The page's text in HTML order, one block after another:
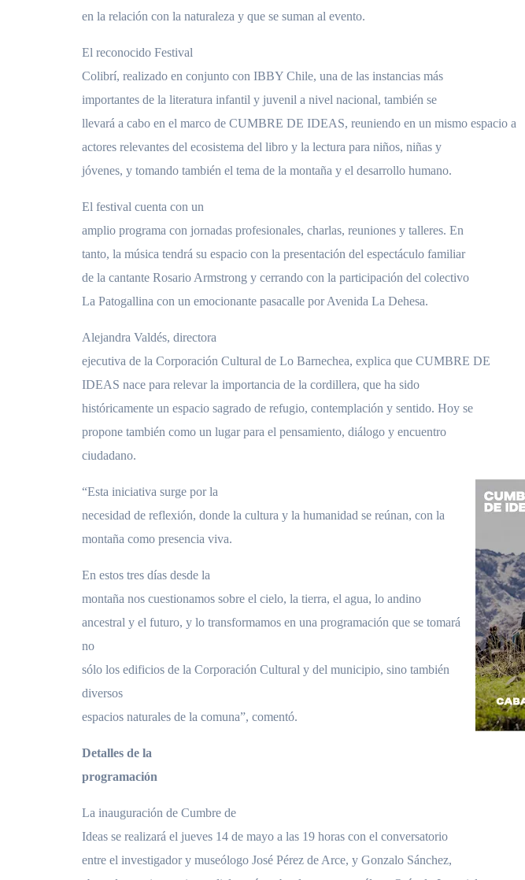
en la relación con la naturaleza y que se suman al evento.
El reconocido Festival
Colibrí, realizado en conjunto con IBBY Chile, una de las instancias más
importantes de la literatura infantil y juvenil a nivel nacional, también se
llevará a cabo en el marco de CUMBRE DE IDEAS, reuniendo en un mismo espacio a
actores relevantes del ecosistema del libro y la lectura para niños, niñas y
jóvenes, y tomando también el tema de la montaña y el desarrollo humano.
El festival cuenta con un
amplio programa con jornadas profesionales, charlas, reuniones y talleres. En
tanto, la música tendrá su espacio con la presentación del espectáculo familiar
de la cantante Rosario Armstrong y cerrando con la participación del colectivo
La Patogallina con un emocionante pasacalle por Avenida La Dehesa.
Alejandra Valdés, directora
ejecutiva de la Corporación Cultural de Lo Barnechea, explica que CUMBRE DE
IDEAS nace para relevar la importancia de la cordillera, que ha sido
históricamente un espacio sagrado de refugio, contemplación y sentido. Hoy se
propone también como un lugar para el pensamiento, diálogo y encuentro
ciudadano.
“Esta iniciativa surge por la
necesidad de reflexión, donde la cultura y la humanidad se reúnan, con la
montaña como presencia viva.
En estos tres días desde la
montaña nos cuestionamos sobre el cielo, la tierra, el agua, lo andino
ancestral y el futuro, y lo transformamos en una programación que se tomará
no
sólo los edificios de la Corporación Cultural y del municipio, sino también
diversos
espacios naturales de la comuna”, comentó.
Detalles de la
programación
La inauguración de Cumbre de
Ideas se realizará el jueves 14 de mayo a las 19 horas con el conversatorio
entre el investigador y museólogo José Pérez de Arce, y Gonzalo Sánchez,